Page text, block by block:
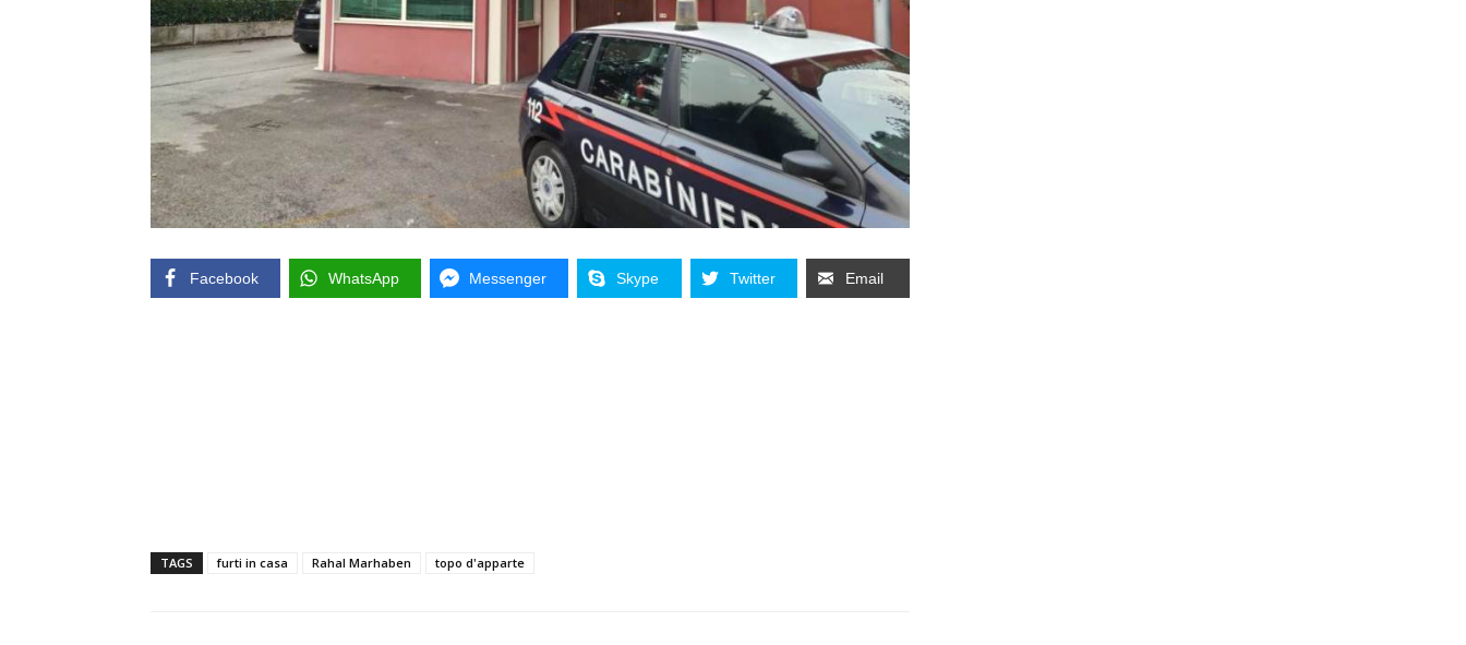
Facebook WhatsApp Messenger Skype Twitter Email
TAGS furti in casa Rahal Marhaben topo d'apparte